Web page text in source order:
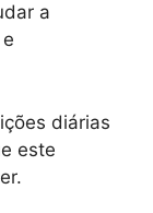
a
diárias
este